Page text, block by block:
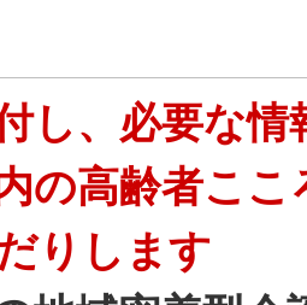
し、必要な情
の高齢者こ
りします